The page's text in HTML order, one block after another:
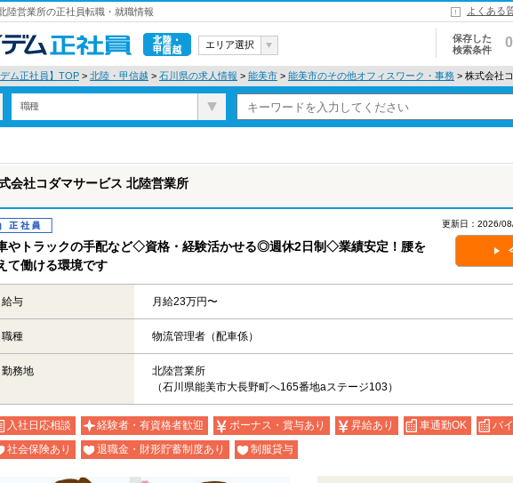
陸営業所の正社員転職・就職情報 よくある
北陸・甲信
越
エリア選択
保存した
検索条件
0
ム正社員】TOP > 北陸・甲信越 > 石川県の求人情報 > 能美市 > 能美市のその他オフィスワーク・事務 > 株式会社
職種
会社コダマサービス 北陸営業所
員やトラックの手配など◇資格・経験活かせる◎週休2日制◇業績安定！腰を
て働ける環境です
更新日：2026/
給与 月給23万円〜
職種 物流管理者（配車係）
勤務地
北陸営業所
（石川県能美市大長野町へ165番地aステージ103）
入社日応相談 経験者・有資格者歓迎 ボーナス・賞与あり 昇給あり 車通勤OK
バ
社会保険あり
退職金・財形貯蓄制度あり 制服貸与